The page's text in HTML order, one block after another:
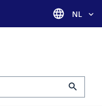
Taal
NL